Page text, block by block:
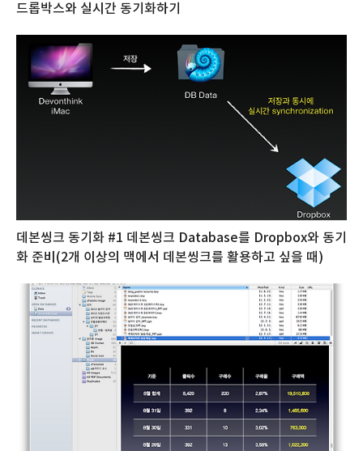
드롭박스와 실시간 동기화하기
데본씽크 동기화 #1 데본씽크 Database를 Dropbox와 동기
화 준비(2개 이상의 맥에서 데본씽크를 활용하고 싶을 때)